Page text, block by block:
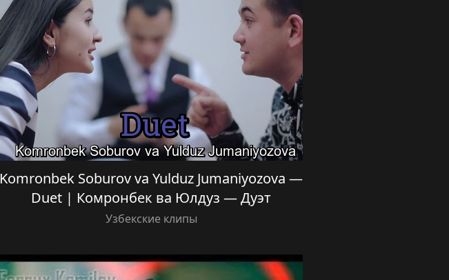
Komronbek Soburov va Yulduz Jumaniyozova —
Duet | Комронбек ва Юлдуз — Дуэт
Узбекские клипы